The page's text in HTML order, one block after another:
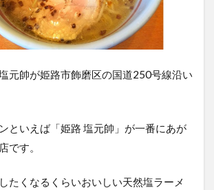
元帥が姫路市飾磨区の国道250号線沿い
といえば「姫路 塩元帥」が一番にあが
です。
たくなるくらいおいしい天然塩ラーメ